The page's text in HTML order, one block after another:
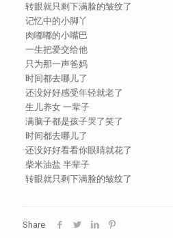
转眼就只剩下满脸的皱纹了
记忆中的小脚丫
肉嘟嘟的小嘴巴
一生把爱交给他
只为那一声爸妈
时间都去哪儿了
还没好好感受年轻就老了
生儿养女 一辈子
满脑子都是孩子哭了笑了
时间都去哪儿了
还没好好看看你眼睛就花了
柴米油盐 半辈子
转眼就只剩下满脸的皱纹了
Share